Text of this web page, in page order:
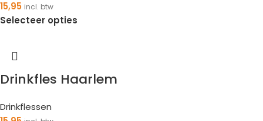
15,95 incl. btw
Selecteer opties
Drinkfles Haarlem
Drinkflessen